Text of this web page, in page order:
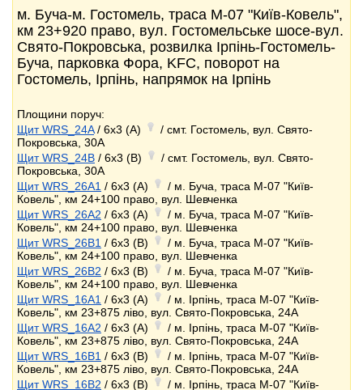
м. Буча-м. Гостомель, траса М-07 "Київ-Ковель",
км 23+920 право, вул. Гостомельське шосе-вул.
Свято-Покровська, розвилка Ірпінь-Гостомель-
Буча, парковка Фора, KFC, поворот на
Гостомель, Ірпінь, напрямок на Ірпінь
Площини поруч:
Щит WRS_24A/ 6x3 (A)
/ смт. Гостомель, вул. Свято-
Покровська, 30А
Щит WRS_24B / 6x3 (B)
/ смт. Гостомель, вул. Свято-
Покровська, 30А
Щит WRS_26A1 / 6x3 (A)
/ м. Буча, траса М-07 "Київ-
Ковель", км 24+100 право, вул. Шевченка
Щит WRS_26A2 / 6x3 (A)
/ м. Буча, траса М-07 "Київ-
Ковель", км 24+100 право, вул. Шевченка
Щит WRS_26B1 / 6x3 (B)
/ м. Буча, траса М-07 "Київ-
Ковель", км 24+100 право, вул. Шевченка
Щит WRS_26B2 / 6x3 (B)
/ м. Буча, траса М-07 "Київ-
Ковель", км 24+100 право, вул. Шевченка
Щит WRS_16A1 / 6x3 (A)
/ м. Ірпінь, траса М-07 "Київ-
Ковель", км 23+875 ліво, вул. Свято-Покровська, 24А
Щит WRS_16A2 / 6x3 (A)
/ м. Ірпінь, траса М-07 "Київ-
Ковель", км 23+875 ліво, вул. Свято-Покровська, 24А
Щит WRS_16B1 / 6x3 (B)
/ м. Ірпінь, траса М-07 "Київ-
Ковель", км 23+875 ліво, вул. Свято-Покровська, 24А
Щит WRS_16B2 / 6x3 (B) / м. Ірпінь, траса М-07 "Київ-